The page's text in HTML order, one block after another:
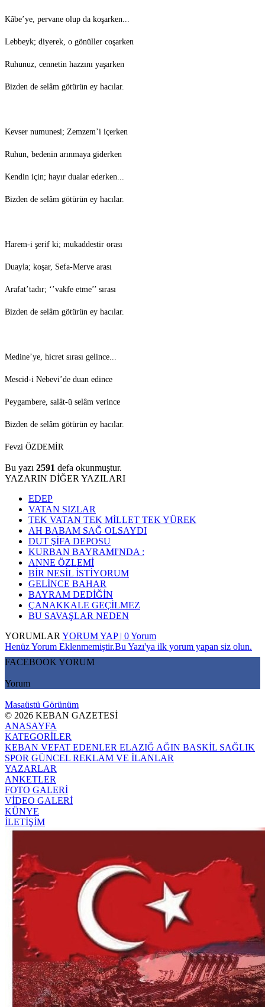
Kâbe’ye, pervane olup da koşarken...
Lebbeyk; diyerek, o gönüller coşarken
Ruhunuz, cennetin hazzını yaşarken
Bizden de selâm götürün ey hacılar.
Kevser numunesi; Zemzem’i içerken
Ruhun, bedenin arınmaya giderken
Kendin için; hayır dualar ederken...
Bizden de selâm götürün ey hacılar.
Harem-i şerif ki; mukaddestir orası
Duayla; koşar, Sefa-Merve arası
Arafat’tadır; ‘’vakfe etme’’ sırası
Bizden de selâm götürün ey hacılar.
Medine’ye, hicret sırası gelince...
Mescid-i Nebevi’de duan edince
Peygambere, salât-ü selâm verince
Bizden de selâm götürün ey hacılar.
Fevzi ÖZDEMİR
Bu yazı 2591 defa okunmuştur.
YAZARIN DİĞER YAZILARI
EDEP
VATAN SIZLAR
TEK VATAN TEK MİLLET TEK YÜREK
AH BABAM SAĞ OLSAYDI
DUT ŞİFA DEPOSU
KURBAN BAYRAMI'NDA :
ANNE ÖZLEMİ
BİR NESİL İSTİYORUM
GELİNCE BAHAR
BAYRAM DEDİĞİN
ÇANAKKALE GEÇİLMEZ
BU SAVAŞLAR NEDEN
YORUMLAR YORUM YAP | 0 Yorum
Henüz Yorum Eklenmemiştir.Bu Yazı'ya ilk yorum yapan siz olun.
FACEBOOK YORUM
Yorum
Masaüstü Görünüm
© 2026 KEBAN GAZETESİ
ANASAYFA
KATEGORİLER
KEBAN VEFAT EDENLER ELAZIĞ AĞIN BASKİL SAĞLIK
SPOR GÜNCEL REKLAM VE İLANLAR
YAZARLAR
ANKETLER
FOTO GALERİ
VİDEO GALERİ
KÜNYE
İLETİŞİM